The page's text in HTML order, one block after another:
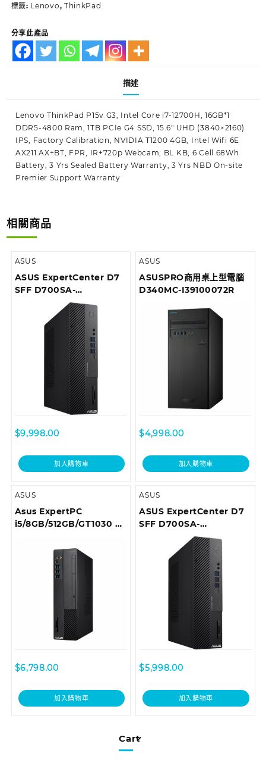
Cart
標籤: Lenovo, ThinkPad
分享此產品
描述
Lenovo ThinkPad P15v G3, Intel Core i7-12700H, 16GB*1
DDR5-4800 Ram, 1TB PCIe G4 SSD, 15.6″ UHD (3840×2160)
IPS, Factory Calibration, NVIDIA T1200 4GB, Intel Wifi 6E
AX211 AX+BT, FPR, IR+720p Webcam, BL KB, 6 Cell 68Wh
Battery, 3 Yrs Sealed Battery Warranty, 3 Yrs NBD On-site
Premier Support Warranty
相關商品
ASUS
ASUS ExpertCenter D7
SFF D700SA-
710700018T Desktop
$9,998.00
加入購物車
ASUS
ASUSPRO商用桌上型電腦
D340MC-I39100072R
$4,998.00
加入購物車
ASUS
Asus ExpertPC
i5/8GB/512GB/GT1030 商
I59400003T
$6,798.00
加入購物車
ASUS
ASUS ExpertCenter D7
SFF D700SA-
510400052T Desktop
$5,998.00
加入購物車